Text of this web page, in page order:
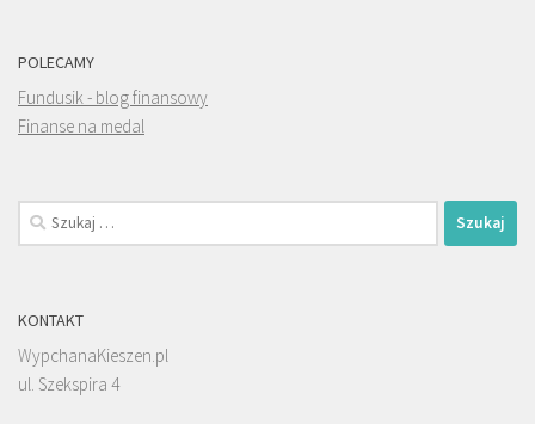
POLECAMY
Fundusik - blog finansowy
Finanse na medal
Szukaj:
KONTAKT
WypchanaKieszen.pl
ul. Szekspira 4